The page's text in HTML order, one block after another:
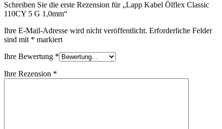
Schreiben Sie die erste Rezension für „Lapp Kabel Ölflex Classic
110CY 5 G 1,0mm“
Ihre E-Mail-Adresse wird nicht veröffentlicht. Erforderliche Felder
sind mit * markiert
Ihre Bewertung *
Ihre Rezension *